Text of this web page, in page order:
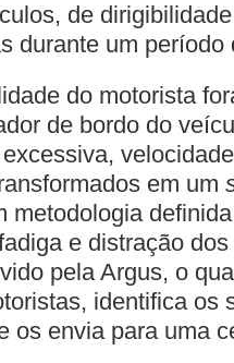
de
durante um período
do motorista
de bordo do
em um
metodologia
e distração
pela Argus, o
identifica os
os envia para uma